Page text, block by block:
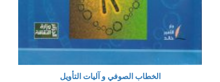
الخطاب الصوفي و آليات التأويل